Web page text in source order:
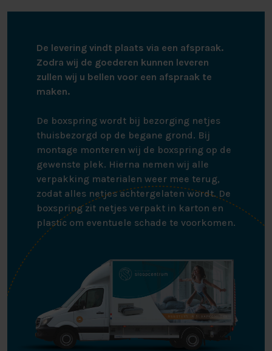
De levering vindt plaats via een afspraak.
Zodra wij de goederen kunnen leveren
zullen wij u bellen voor een afspraak te
maken.
De boxspring wordt bij bezorging netjes
thuisbezorgd op de begane grond. Bij
montage monteren wij de boxspring op de
gewenste plek. Hierna nemen wij alle
verpakking materialen weer mee terug,
zodat alles netjes achtergelaten wordt. De
boxspring zit netjes verpakt in karton en
plastic om eventuele schade te voorkomen.